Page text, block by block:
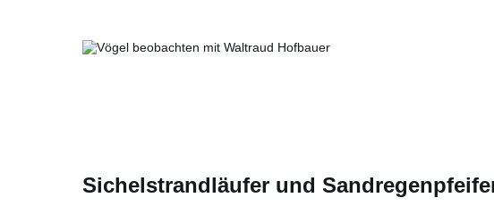
Sichelstrandläufer und